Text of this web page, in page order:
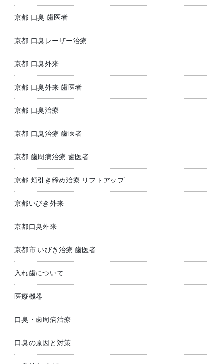
京都 口臭 歯医者
京都 口臭レーザー治療
京都 口臭外来
京都 口臭外来 歯医者
京都 口臭治療
京都 口臭治療 歯医者
京都 歯周病治療 歯医者
京都 頬引き締め治療 リフトアップ
京都いびき外来
京都口臭外来
京都市 いびき治療 歯医者
入れ歯について
医療機器
口臭・歯周病治療
口臭の原因と対策